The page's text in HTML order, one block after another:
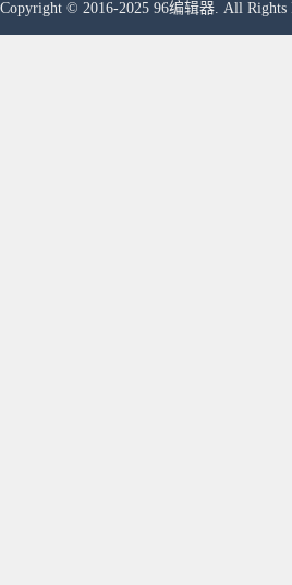
Copyright © 2016-2025 96编辑器. All Rights